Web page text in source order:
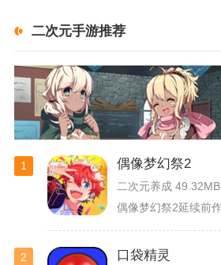
二次元手游推荐
1 偶像梦幻祭2
二次元养成 49.32MB
2 口袋精灵